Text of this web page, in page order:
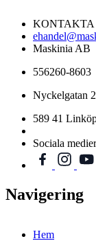
KONTAKTA
Maskinia AB
556260-8603
Nyckelgatan
589 41
Sociala medier
Navigering
Hem